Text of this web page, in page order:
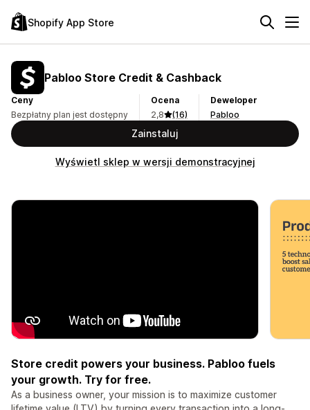
Shopify App Store
Pabloo Store Credit & Cashback
Ceny
Bezpłatny plan jest dostępny
Ocena
2,8
(16)
Deweloper
Pabloo
Zainstaluj
Wyświetl sklep w wersji demonstracyjnej
Store credit powers your business. Pabloo fuels
your growth. Try for free.
As a business owner, your mission is to maximize customer